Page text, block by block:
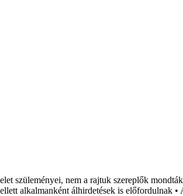
szüleményei, nem a rajtuk szereplők
alkalmanként álhirdetések is előfordulnak